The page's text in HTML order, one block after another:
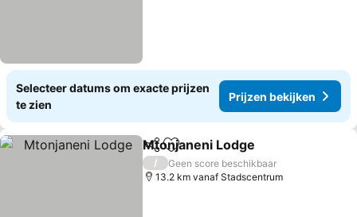
Selecteer datums om exacte prijzen
te zien
Prijzen bekijken
DelenToevoegen aan favorieten
Mtonjaneni Lodge
/
Geen score beschikbaar
13.2 km vanaf Stadscentrum